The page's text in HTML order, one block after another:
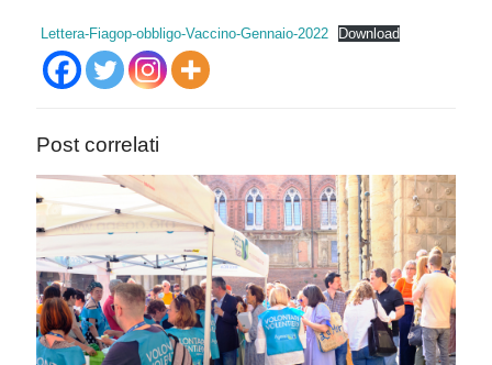
Lettera-Fiagop-obbligo-Vaccino-Gennaio-2022 Download
Post correlati